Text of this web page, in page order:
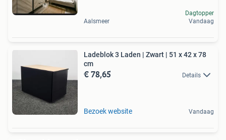
Aalsmeer
Dagtopper
Vandaag
Ladeblok 3 Laden | Zwart | 51 x 42 x 78
cm
€ 78,65 Details
Bezoek website Vandaag